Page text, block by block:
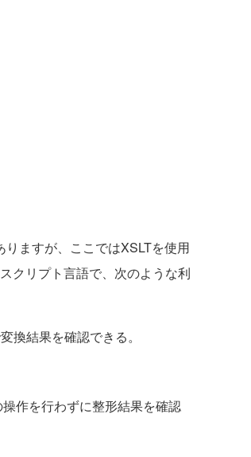
ますが、ここではXSLTを使用
クリプト言語で、次のような利
換結果を確認できる。
作を行わずに整形結果を確認